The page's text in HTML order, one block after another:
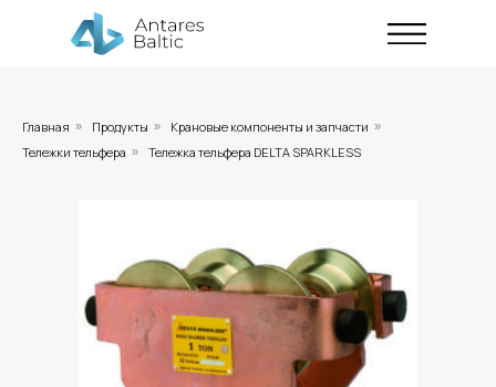
Главная » Продукты » Крановые компоненты и запчасти »
Тележки тельфера » Тележка тельфера DELTA SPARKLESS